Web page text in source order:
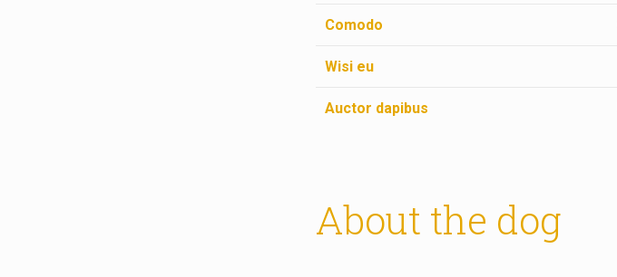
Comodo
Wisi eu
Auctor dapibus
About the dog